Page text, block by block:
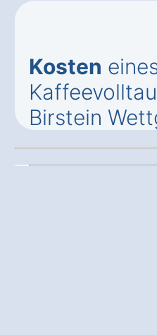
Kosten
Birstein